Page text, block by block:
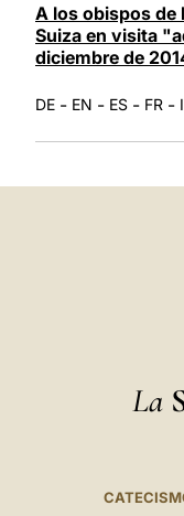
A los obispos de
Suiza en visita
diciembre de
DE - EN - ES - FR -
La